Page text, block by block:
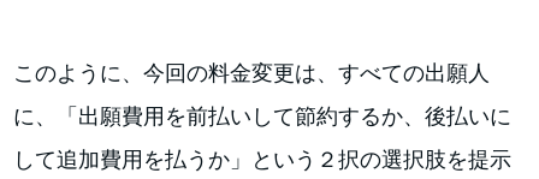
このように、今回の料金変更は、すべての出願人
に、「出願費用を前払いして節約するか、後払いに
して追加費用を払うか」という２択の選択肢を提示